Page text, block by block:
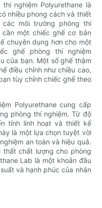
nghiệm Polyurethane là
nhiều phong cách và thiết
môi trường phòng thí
một chiếc ghế cơ bản
chuyên dụng hơn cho một
ghế phòng thí nghiệm
của bạn. Một số ghế thậm
điều chỉnh như chiều cao,
tùy chỉnh chiếc ghế theo
Polyurethane cung cấp
phòng thí nghiệm. Từ độ
tính linh hoạt và thiết kế
là một lựa chọn tuyệt vời
an toàn và hiệu quả.
thất chất lượng cho phòng
Lab là một khoản đầu
và hạnh phúc của nhân